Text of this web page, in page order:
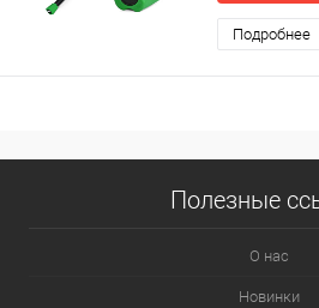
Подробнее
Полезные
О нас
Новинки